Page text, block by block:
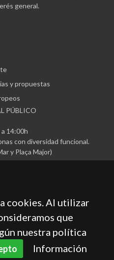
general.
y propuestas
PÚBLICO
14:00h
con diversidad funcional.
y Plaça Major)
Industria, Servicios y
de Mallorca
cookies. Al utilizar
que
nuestra política
Información